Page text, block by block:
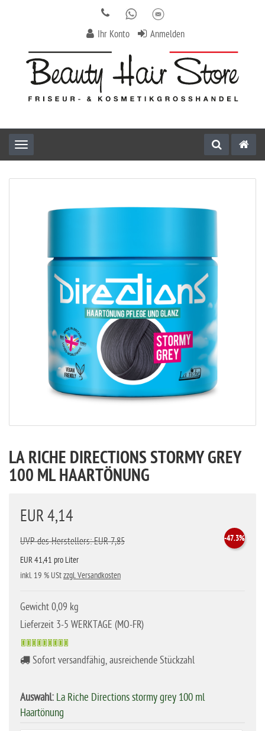
Ihr Konto Anmelden
Toggle navigation
LA RICHE DIRECTIONS STORMY GREY
100 ML HAARTÖNUNG
EUR 4,14
-47.3%
UVP des Herstellers: EUR 7,85
EUR 41,41 pro Liter
inkl. 19 % UStzzgl. Versandkosten
Gewicht 0,09 kg
Lieferzeit 3-5 WERKTAGE (MO-FR)
Sofort versandfähig, ausreichende Stückzahl
Auswahl: La Riche Directions stormy grey 100 ml
Haartönung